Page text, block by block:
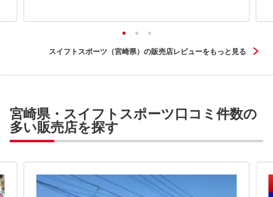
スイフトスポーツ（宮崎県）の販売店レビューをもっと見る
宮崎県・スイフトスポーツ口コミ件数の
多い販売店を探す